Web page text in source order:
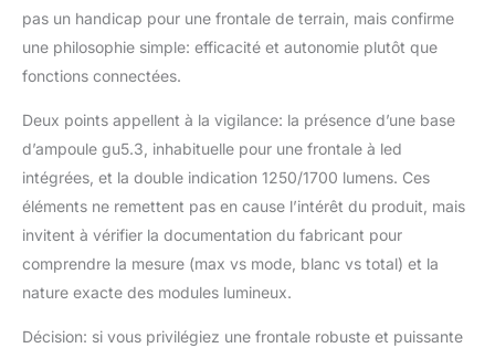
pas un handicap pour une frontale de terrain, mais confirme
une philosophie simple: efficacité et autonomie plutôt que
fonctions connectées.
Deux points appellent à la vigilance: la présence d’une base
d’ampoule gu5.3, inhabituelle pour une frontale à led
intégrées, et la double indication 1250/1700 lumens. Ces
éléments ne remettent pas en cause l’intérêt du produit, mais
invitent à vérifier la documentation du fabricant pour
comprendre la mesure (max vs mode, blanc vs total) et la
nature exacte des modules lumineux.
Décision: si vous privilégiez une frontale robuste et puissante